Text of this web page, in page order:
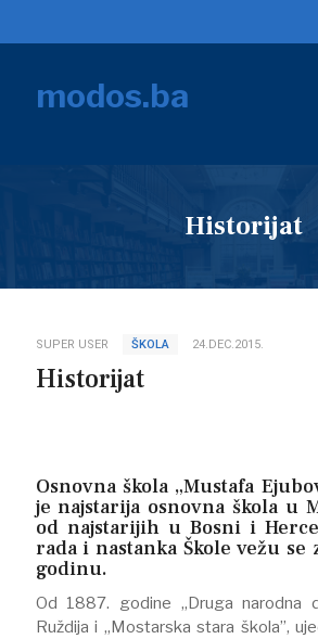
modos.ba
Historijat
SUPER USER ŠKOLA 24.DEC.2015.
Historijat
Osnovna škola „Mustafa
je najstarija osnovna škola u
od najstarijih u Bosni i
rada i nastanka Škole vežu se
godinu.
Od 1887. godine „Druga narodna
Ruždija i „Mostarska stara škola”,